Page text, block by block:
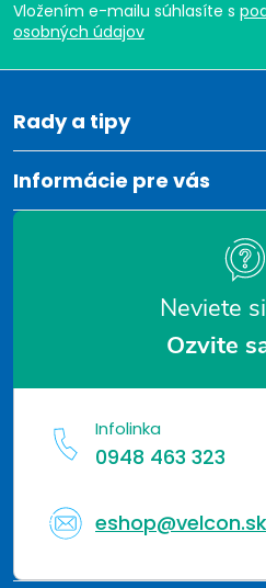
p
ä
t
e
Vložením e-mailu súhlasíte s
osobných údajov
Rady a tipy
Informácie pre vás
Neviete
Ozvite
Infolinka
0948 463 323
eshop@velcon.sk